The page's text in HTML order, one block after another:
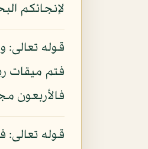
لإنجائكم
قوله تعالى:
فالأربعون
قوله تعالى: